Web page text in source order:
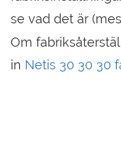
se vad det är
Om
in Netis 30 30 30